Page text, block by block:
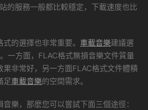
的服務一般都比較穩定，下載速度也比
式的選擇也非常重要。 車載音樂建議選
一方面，FLAC格式無損音樂文件質量
果非常好，另一方面FLAC格式文件體積
足車載音樂的空間需求。
樂，那麽您可以嘗試下面三個途徑：